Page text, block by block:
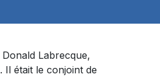
Labrecque,
était le conjoint de